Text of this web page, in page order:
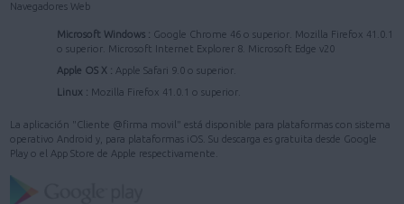
Navegadores Web
Microsoft Windows : Google Chrome 46 o superior. Mozilla Firefox 41.0.1
o superior. Microsoft Internet Explorer 8. Microsoft Edge v20
Apple OS X : Apple Safari 9.0 o superior.
Linux : Mozilla Firefox 41.0.1 o superior.
La aplicación "Cliente @firma movil" está disponible para plataformas con sistema
operativo Android y, para plataformas iOS. Su descarga es gratuita desde Google
Play o el App Store de Apple respectivamente.